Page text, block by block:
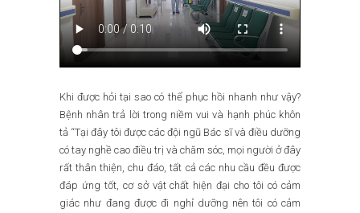
Khi được hỏi tại sao có thể phục hồi nhanh như vậy?
Bệnh nhân trả lời trong niềm vui và hạnh phúc khôn
tả “Tại đây tôi được các đội ngũ Bác sĩ và điều dưỡng
có tay nghề cao điều trị và chăm sóc, mọi người ở đây
rất thân thiện, chu đáo, tất cả các nhu cầu đều được
đáp ứng tốt, cơ sở vật chất hiện đại cho tôi có cảm
giác như đang được đi nghỉ dưỡng nên tôi có cảm